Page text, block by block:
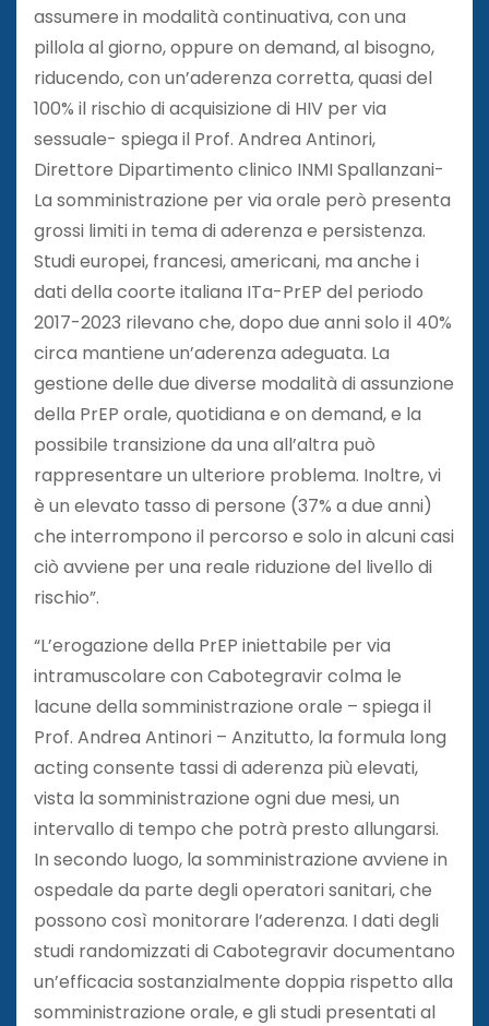
assumere in modalità continuativa, con una
pillola al giorno, oppure on demand, al bisogno,
riducendo, con un’aderenza corretta, quasi del
100% il rischio di acquisizione di HIV per via
sessuale- spiega il Prof. Andrea Antinori,
Direttore Dipartimento clinico INMI Spallanzani-
La somministrazione per via orale però presenta
grossi limiti in tema di aderenza e persistenza.
Studi europei, francesi, americani, ma anche i
dati della coorte italiana ITa-PrEP del periodo
2017-2023 rilevano che, dopo due anni solo il 40%
circa mantiene un’aderenza adeguata. La
gestione delle due diverse modalità di assunzione
della PrEP orale, quotidiana e on demand, e la
possibile transizione da una all’altra può
rappresentare un ulteriore problema. Inoltre, vi
è un elevato tasso di persone (37% a due anni)
che interrompono il percorso e solo in alcuni casi
ciò avviene per una reale riduzione del livello di
rischio”.
“L’erogazione della PrEP iniettabile per via
intramuscolare con Cabotegravir colma le
lacune della somministrazione orale – spiega il
Prof. Andrea Antinori – Anzitutto, la formula long
acting consente tassi di aderenza più elevati,
vista la somministrazione ogni due mesi, un
intervallo di tempo che potrà presto allungarsi.
In secondo luogo, la somministrazione avviene in
ospedale da parte degli operatori sanitari, che
possono così monitorare l’aderenza. I dati degli
studi randomizzati di Cabotegravir documentano
un’efficacia sostanzialmente doppia rispetto alla
somministrazione orale, e gli studi presentati al